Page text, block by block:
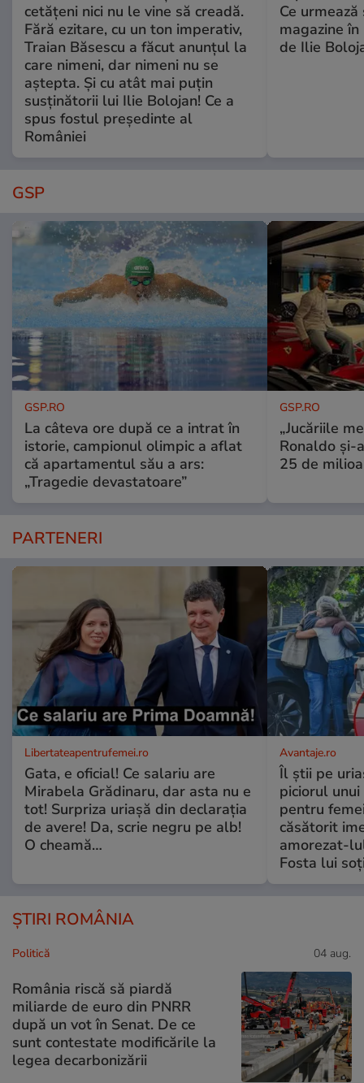
cetățeni nici nu le vine să creadă.
Fără ezitare, cu un ton imperativ,
Traian Băsescu a făcut anunțul la
care nimeni, dar nimeni nu se
aștepta. Și cu atât mai puțin
susținătorii lui Ilie Bolojan! Ce a
spus fostul președinte al
României
Ce
magazine
de Ilie
GSP
GSP.RO
La câteva ore după ce a intrat în
istorie, campionul olimpic a aflat
că apartamentul său a ars:
„Tragedie devastatoare”
GSP.RO
„Jucăriile
Ronaldo și-
25 de
PARTENERI
Libertateapentrufemei.ro
Gata, e oficial! Ce salariu are
Mirabela Grădinaru, dar asta nu e
tot! Surpriza uriașă din declarația
de avere! Da, scrie negru pe alb!
O cheamă…
Avantaje.ro
Îl știi pe
piciorul
pentru
căsătorit
amorezat-
Fosta lui
ȘTIRI ROMÂNIA
Politică 04 aug.
România riscă să piardă
miliarde de euro din PNRR
după un vot în Senat. De ce
sunt contestate modificările la
legea decarbonizării